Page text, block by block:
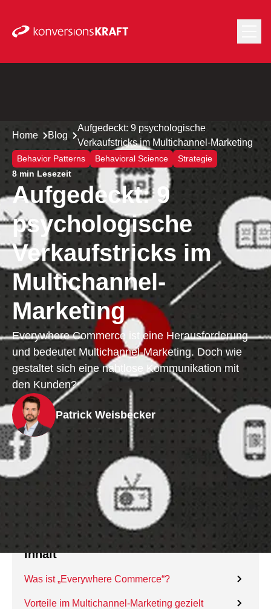
Home Blog
Aufgedeckt: 9 psychologische
Verkaufstricks im Multichannel-Marketing
Behavior Patterns Behavioral Science
Strategie
8 min Lesezeit
Aufgedeckt: 9
psychologische
Verkaufstricks im
Multichannel-
Marketing
Everywhere Commerce ist eine Herausforderung
und bedeutet Multichannel-Marketing. Doch wie
gestaltet sich eine nahtlose Kommunikation mit
den Kunden?
Patrick Weisbecker
Inhalt
Was ist „Everywhere Commerce“?
Vorteile im Multichannel-Marketing gezielt